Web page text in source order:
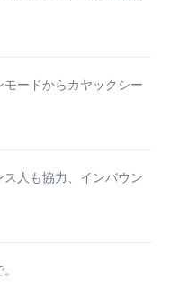
ードからカヤックシー
人も協力、インバウン